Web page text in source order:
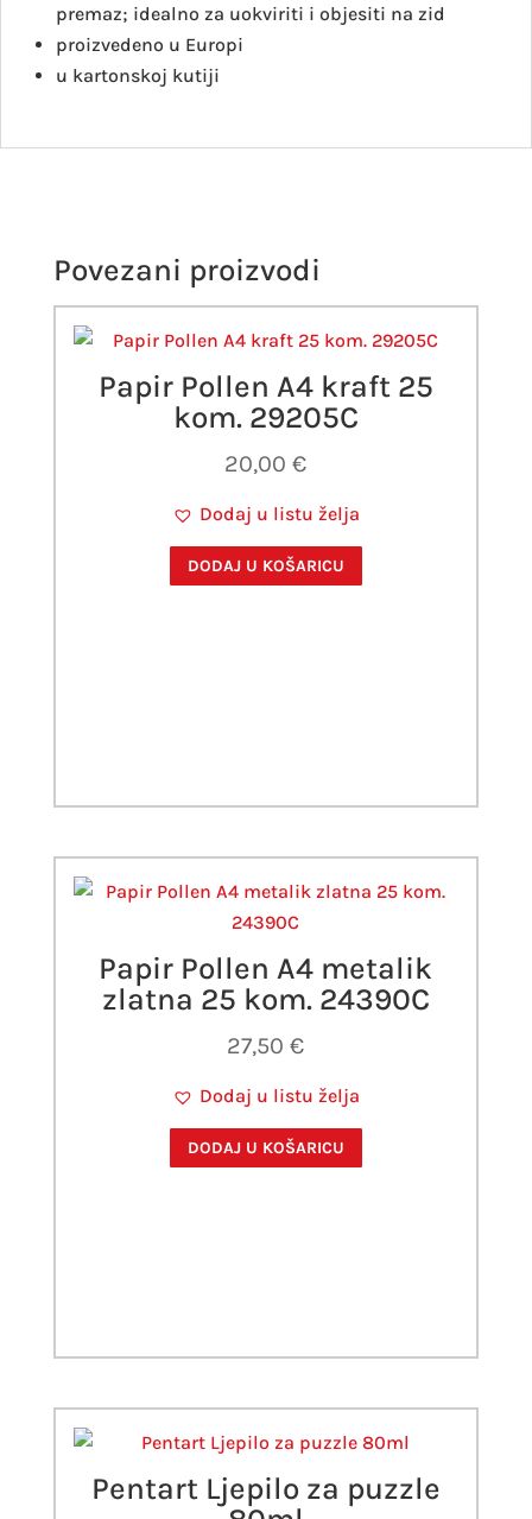
premaz; idealno za uokviriti i objesiti na zid
proizvedeno u Europi
u kartonskoj kutiji
Povezani proizvodi
Papir Pollen A4 kraft 25
kom. 29205C
20,00€
Dodaj u listu želja
DODAJ U KOŠARICU
Papir Pollen A4 metalik
zlatna 25 kom. 24390C
27,50€
Dodaj u listu želja
DODAJ U KOŠARICU
Pentart Ljepilo za puzzle